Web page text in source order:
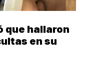
que hallaron
en su